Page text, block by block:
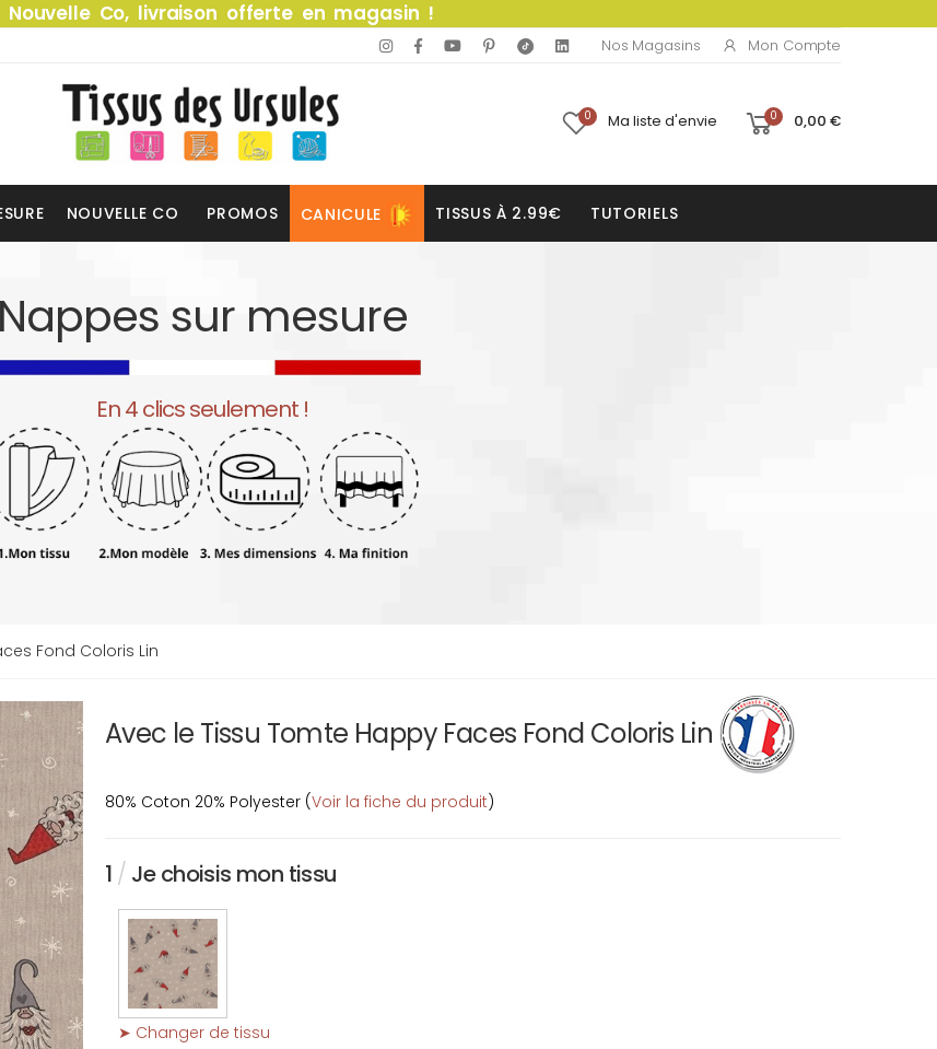
Nouvelle Co, livraison offerte en magasin !
Nos Magasins Mon Compte
0 Ma liste d'envie 0 0,00 €
NOUVELLE CO PROMOS CANICULE TISSUS À 2.99€ TUTORIELS
Nappes sur mesure
En 4 clics seulement !
Fond Coloris Lin
Avec le Tissu Tomte Happy Faces Fond Coloris Lin
80% Coton 20% Polyester (Voir la fiche du produit)
1 / Je choisis mon tissu
➤ Changer de tissu